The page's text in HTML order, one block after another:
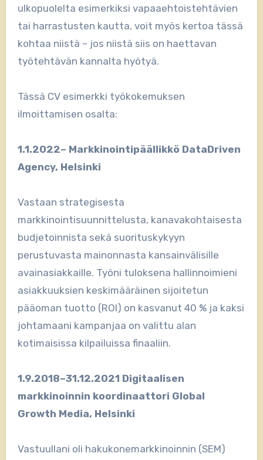
ulkopuolelta esimerkiksi vapaaehtoistehtävien
tai harrastusten kautta, voit myös kertoa tässä
kohtaa niistä – jos niistä siis on haettavan
työtehtävän kannalta hyötyä.
Tässä CV esimerkki työkokemuksen
ilmoittamisen osalta:
1.1.2022– Markkinointipäällikkö DataDriven
Agency, Helsinki
Vastaan strategisesta
markkinointisuunnittelusta, kanavakohtaisesta
budjetoinnista sekä suorituskykyyn
perustuvasta mainonnasta kansainvälisille
avainasiakkaille. Työni tuloksena hallinnoimieni
asiakkuuksien keskimääräinen sijoitetun
pääoman tuotto (ROI) on kasvanut 40 % ja kaksi
johtamaani kampanjaa on valittu alan
kotimaisissa kilpailuissa finaaliin.
1.9.2018–31.12.2021 Digitaalisen
markkinoinnin koordinaattori Global
Growth Media, Helsinki
Vastuullani oli hakukonemarkkinoinnin (SEM)